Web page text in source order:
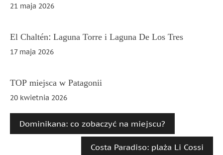
21 maja 2026
El Chaltén: Laguna Torre i Laguna De Los Tres
17 maja 2026
TOP miejsca w Patagonii
20 kwietnia 2026
Dominikana: co zobaczyć na miejscu?
Costa Paradiso: plaża Li Cossi